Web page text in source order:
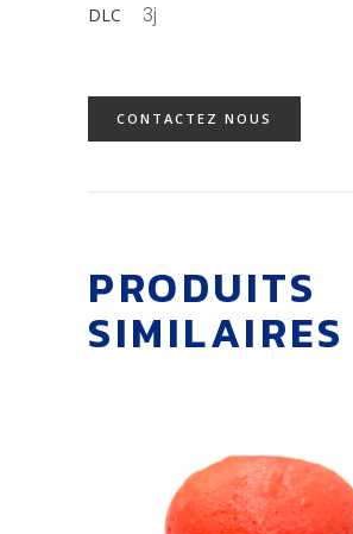
DLC 3j
CONTACTEZ NOUS
PRODUITS
SIMILAIRES